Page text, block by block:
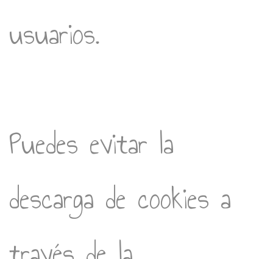
usuarios.
Puedes evitar la
descarga de cookies a